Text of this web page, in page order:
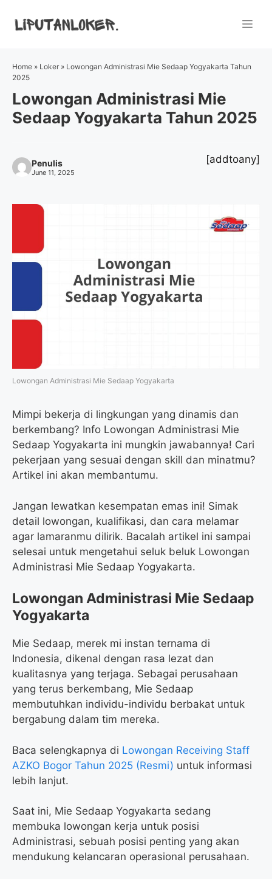
Home » Loker » Lowongan Administrasi Mie Sedaap Yogyakarta Tahun
2025
Lowongan Administrasi Mie
Sedaap Yogyakarta Tahun 2025
Penulis
June 11, 2025
[addtoany]
Lowongan Administrasi Mie Sedaap Yogyakarta
Mimpi bekerja di lingkungan yang dinamis dan
berkembang? Info Lowongan Administrasi Mie
Sedaap Yogyakarta ini mungkin jawabannya! Cari
pekerjaan yang sesuai dengan skill dan minatmu?
Artikel ini akan membantumu.
Jangan lewatkan kesempatan emas ini! Simak
detail lowongan, kualifikasi, dan cara melamar
agar lamaranmu dilirik. Bacalah artikel ini sampai
selesai untuk mengetahui seluk beluk Lowongan
Administrasi Mie Sedaap Yogyakarta.
Lowongan Administrasi Mie Sedaap
Yogyakarta
Mie Sedaap, merek mi instan ternama di
Indonesia, dikenal dengan rasa lezat dan
kualitasnya yang terjaga. Sebagai perusahaan
yang terus berkembang, Mie Sedaap
membutuhkan individu-individu berbakat untuk
bergabung dalam tim mereka.
Baca selengkapnya di Lowongan Receiving Staff
AZKO Bogor Tahun 2025 (Resmi) untuk informasi
lebih lanjut.
Saat ini, Mie Sedaap Yogyakarta sedang
membuka lowongan kerja untuk posisi
Administrasi, sebuah posisi penting yang akan
mendukung kelancaran operasional perusahaan.